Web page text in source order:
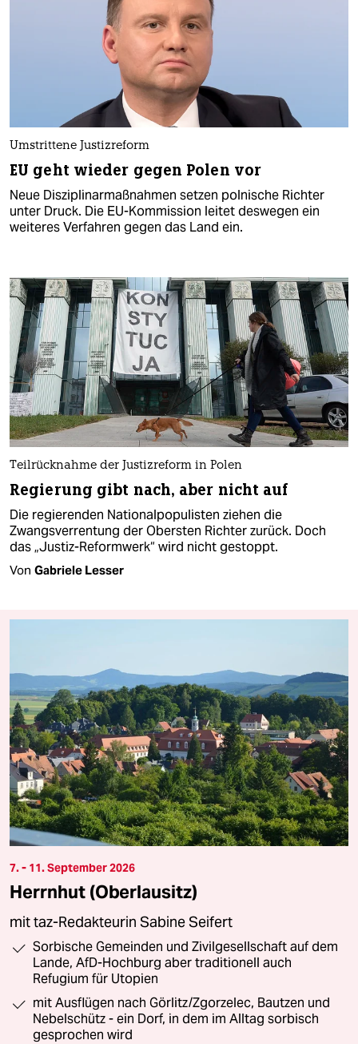
Umstrittene Justizreform
EU geht wieder gegen Polen vor
Neue Disziplinarmaßnahmen setzen polnische Richter
unter Druck. Die EU-Kommission leitet deswegen ein
weiteres Verfahren gegen das Land ein.
Teilrücknahme der Justizreform in Polen
Regierung gibt nach, aber nicht auf
Die regierenden Nationalpopulisten ziehen die
Zwangsverrentung der Obersten Richter zurück. Doch
das „Justiz-Reformwerk“ wird nicht gestoppt.
Von Gabriele Lesser
7. - 11. September 2026
Herrnhut (Oberlausitz)
mit taz-Redakteurin Sabine Seifert
Sorbische Gemeinden und Zivilgesellschaft auf dem
Lande, AfD-Hochburg aber traditionell auch
Refugium für Utopien
mit Ausflügen nach Görlitz/Zgorzelec, Bautzen und
Nebelschütz - ein Dorf, in dem im Alltag sorbisch
gesprochen wird